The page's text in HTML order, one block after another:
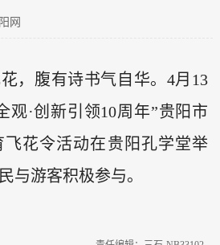
网
，腹有诗书气自华。4月13
观·创新引领10周年”贵阳市
花令活动在贵阳孔学堂举
与游客积极参与。